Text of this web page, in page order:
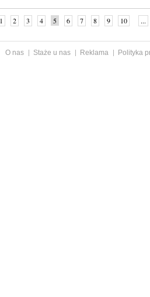
1 2 3 4 5 6 7 8 9 10 ...
O nas Staże u nas Reklama
Polityka